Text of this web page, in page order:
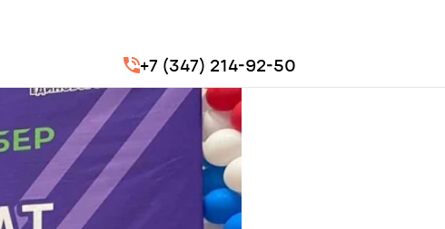
+7 (347) 214-92-50